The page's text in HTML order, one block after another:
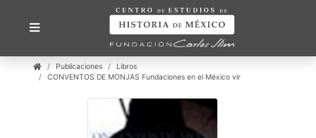
Publicaciones
Libros
CONVENTOS DE MONJAS Fundaciones en el México vir